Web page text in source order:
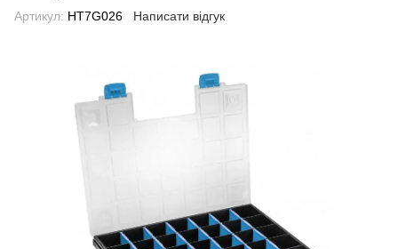
Артикул: HT7G026 Написати відгук